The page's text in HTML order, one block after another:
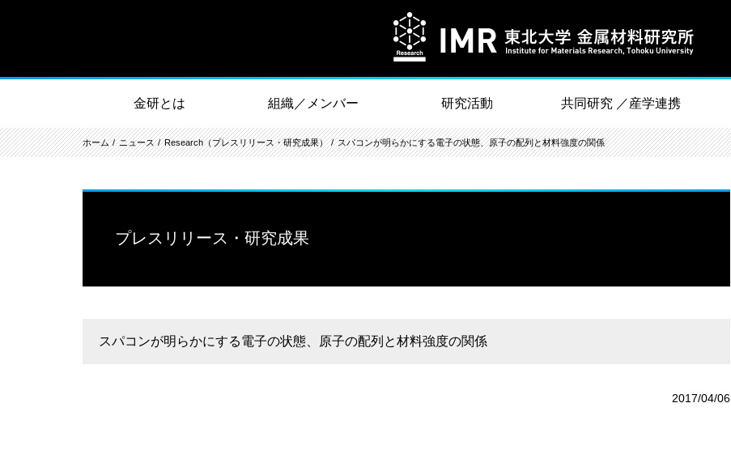
金研とは 組織／メンバー 研究活動 共同研究 ／産学連携
ホーム ニュース Research（プレスリリース・研究成果） スパコンが明らかにする電子の状態、原子の配列と材料強度の関係
プレスリリース・研究成果
スパコンが明らかにする電子の状態、原子の配列と材料強度の関係
2017/04/06